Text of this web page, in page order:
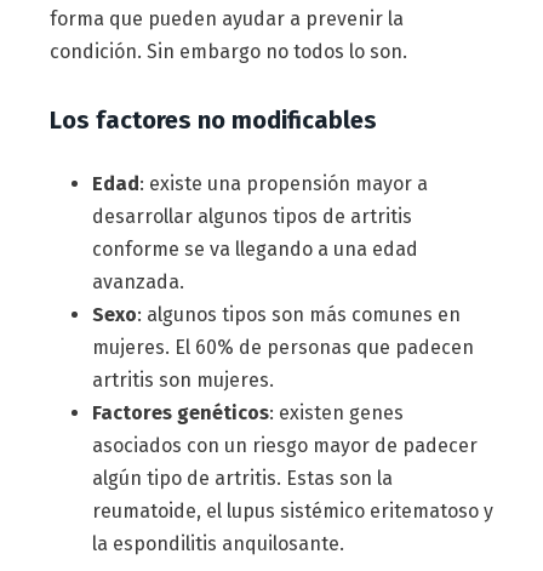
forma que pueden ayudar a prevenir la
condición. Sin embargo no todos lo son.
Los factores no modificables
Edad : existe una propensión mayor a
desarrollar algunos tipos de artritis
conforme se va llegando a una edad
avanzada.
Sexo: algunos tipos son más comunes en
mujeres. El 60% de personas que padecen
artritis son mujeres.
Factores genéticos: existen genes
asociados con un riesgo mayor de padecer
algún tipo de artritis. Estas son la
reumatoide, el lupus sistémico eritematoso y
la espondilitis anquilosante.